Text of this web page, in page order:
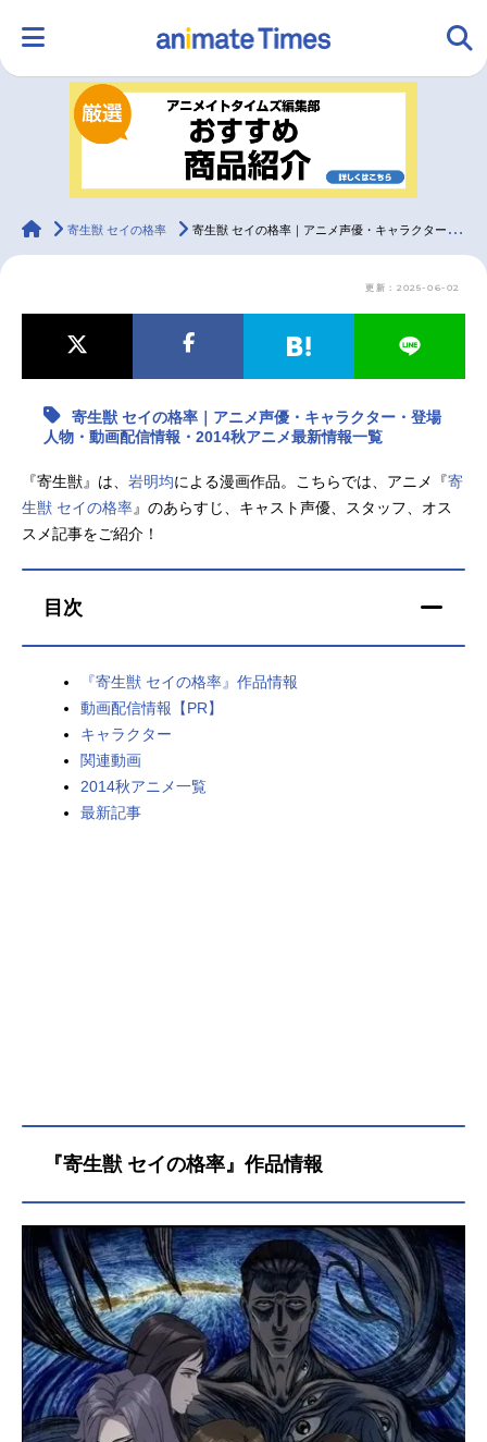
ランキング アニメ
ラジオ みんなの声
最新記事一覧
アニメ記事一覧 声優記事一覧
アニメ映画一覧
今期アニメ曜日別一覧
春アニメ
男性声優/女性声優一覧
animateTimes
寄生獣 セイの格率 寄生獣 セイの格率｜アニメ声優・キャラクター・登場人物・動画配信情報・2014秋アニメ最新情報一覧
更新：2025-06-02
寄生獣 セイの格率｜アニメ声優・キャラクター・登場
人物・動画配信情報・2014秋アニメ最新情報一覧
『寄生獣』は、 岩明均による漫画作品。こちらでは、アニメ『寄
生獣 セイの格率』のあらすじ、キャスト声優、スタッフ、オス
スメ記事をご紹介！
目次
『寄生獣 セイの格率』作品情報
動画配信情報【PR】
キャラクター
関連動画
2014秋アニメ一覧
最新記事
『寄生獣 セイの格率』作品情報